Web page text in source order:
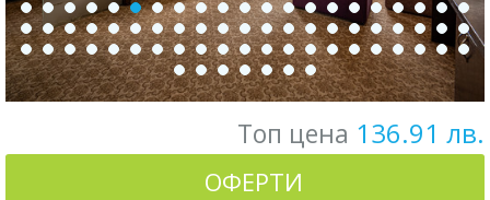
Топ цена 136.91 лв.
ОФЕРТИ